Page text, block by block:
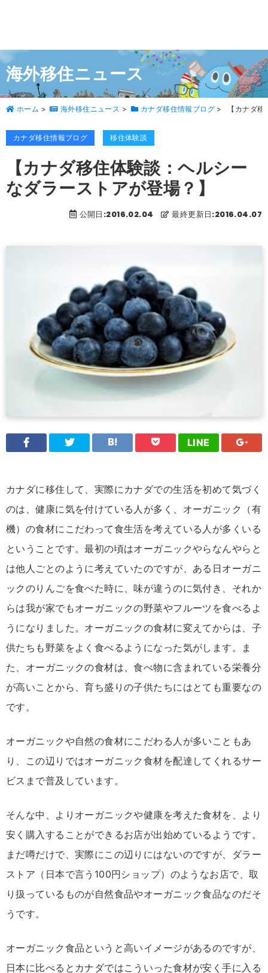
海外移住ニュース
ホーム > 海外移住ニュース > カナダ移住情報ブログ > 【カナダ
カナダ移住情報ブログ 移住体験談
【カナダ移住体験談：ヘルシー
なダラーストアが登場？】
公開日:2016.02.04 最終更新日:2016.04.07
LINE
カナダに移住して、実際にカナダでの生活を初めて気づく
のは、健康に気を付けている人が多く、オーガニック（有
機）の食材にこだわって食生活を考えている人が多くいる
ということです。最初の頃はオーガニックやらなんやらと
は他人ごとのように考えていたのですが、ある日オーガニ
ックのりんごを食べた時に、味が違うのに気付き、それか
らは我が家でもオーガニックの野菜やフルーツを食べるよ
うになりました。オーガニックの食材に変えてからは、子
供たちも野菜をよく食べるようになった気がします。ま
た、オーガニックの食材は、食べ物に含まれている栄養分
が高いことから、育ち盛りの子供たちにはとても重要なの
です。
オーガニックや自然の食材にこだわる人が多いこともあ
り、この辺りではオーガニック食材を配達してくれるサー
ビスまで普及しています。
そんな中、よりオーガニックや健康を考えた食材を、より
安く購入することができるお店が出始めているようです。
まだ噂だけで、実際にこの辺りにはないのですが、ダラー
ストア（日本で言う100円ショップ）のようなお店で、取
り扱っているものが自然食品やオーガニック食品なのだそ
うです。
オーガニック食品というと高いイメージがあるのですが、
日本に比べるとカナダではこういった食材が安く手に入る